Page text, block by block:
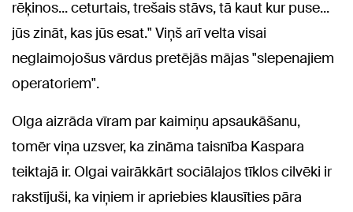
rēķinos... ceturtais, trešais stāvs, tā kaut kur puse...
jūs zināt, kas jūs esat." Viņš arī velta visai
neglaimojošus vārdus pretējās mājas "slepenajiem
operatoriem".
Olga aizrāda vīram par kaimiņu apsaukāšanu,
tomēr viņa uzsver, ka zināma taisnība Kaspara
teiktajā ir. Olgai vairākkārt sociālajos tīklos cilvēki ir
rakstījuši, ka viņiem ir apriebies klausīties pāra